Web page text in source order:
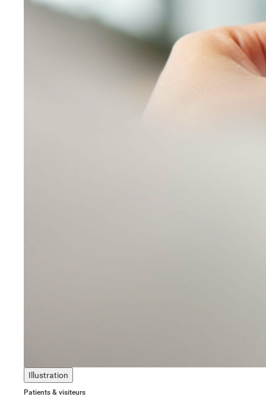
Illustration
Patients & visiteurs